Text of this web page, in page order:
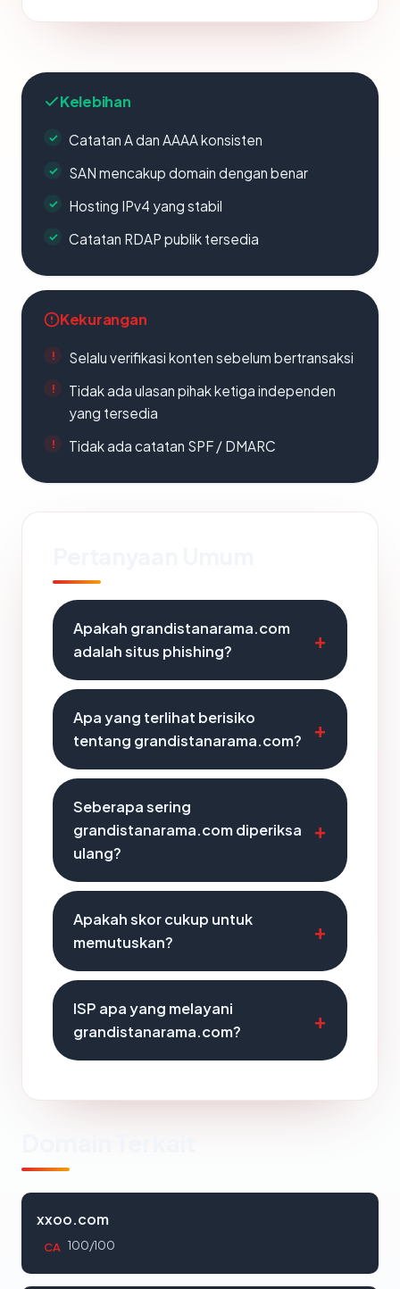
Kelebihan
Catatan A dan AAAA konsisten
SAN mencakup domain dengan benar
Hosting IPv4 yang stabil
Catatan RDAP publik tersedia
Kekurangan
Selalu verifikasi konten sebelum bertransaksi
Tidak ada ulasan pihak ketiga independen
yang tersedia
Tidak ada catatan SPF / DMARC
Apakah grandistanarama.com
adalah situs phishing?
Apa yang terlihat berisiko
tentang grandistanarama.com?
Seberapa sering
grandistanarama.com diperiksa
ulang?
Apakah skor cukup untuk
memutuskan?
ISP apa yang melayani
grandistanarama.com?
xxoo.com
CA 100/100